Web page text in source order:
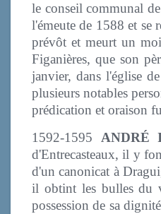
le conseil communal
l'émeute de 1588 et se
prévôt et meurt un
Figanières, que son
janvier, dans l'église
plusieurs notables
prédication et oraison
1592-1595 ANDRÉ
d'Entrecasteaux, il y
d'un canonicat à
il obtint les bulles du
possession de sa